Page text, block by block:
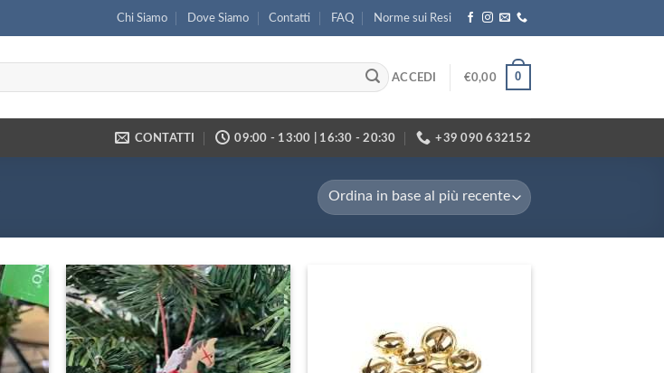
Chi Siamo Dove Siamo Contatti FAQ Norme sui Resi
ACCEDI €0,00 0
CONTATTI 09:00 - 13:00 | 16:30 - 20:30 +39 090 632152